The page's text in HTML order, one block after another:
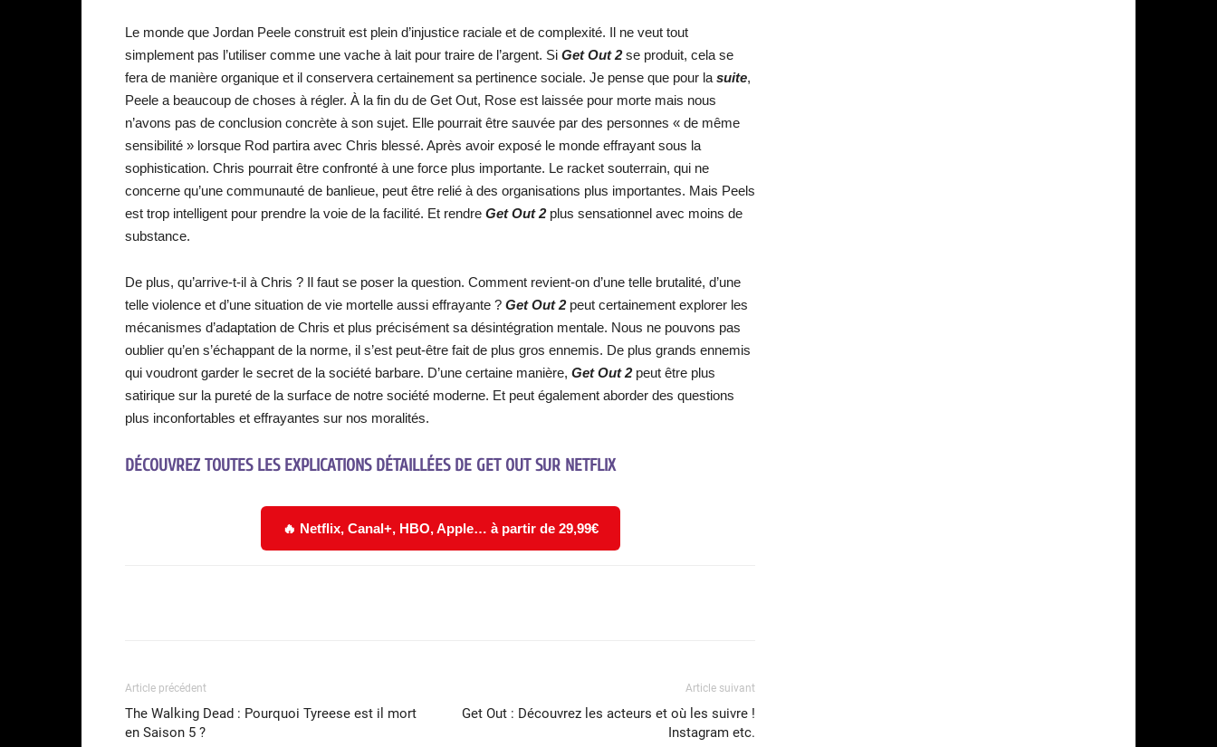
Le monde que Jordan Peele construit est plein d’injustice raciale et de complexité. Il ne veut tout
simplement pas l’utiliser comme une vache à lait pour traire de l’argent. Si Get Out 2se produit, cela se
fera de manière organique et il conservera certainement sa pertinence sociale. Je pense que pour la suite,
Peele a beaucoup de choses à régler. À la fin du de Get Out, Rose est laissée pour morte mais nous
n’avons pas de conclusion concrète à son sujet. Elle pourrait être sauvée par des personnes « de même
sensibilité » lorsque Rod partira avec Chris blessé. Après avoir exposé le monde effrayant sous la
sophistication. Chris pourrait être confronté à une force plus importante. Le racket souterrain, qui ne
concerne qu’une communauté de banlieue, peut être relié à des organisations plus importantes. Mais Peels
est trop intelligent pour prendre la voie de la facilité. Et rendre Get Out 2 plus sensationnel avec moins de
substance.
De plus, qu’arrive-t-il à Chris ? Il faut se poser la question. Comment revient-on d’une telle brutalité, d’une
telle violence et d’une situation de vie mortelle aussi effrayante ? Get Out 2 peut certainement explorer les
mécanismes d’adaptation de Chris et plus précisément sa désintégration mentale. Nous ne pouvons pas
oublier qu’en s’échappant de la norme, il s’est peut-être fait de plus gros ennemis. De plus grands ennemis
qui voudront garder le secret de la société barbare. D’une certaine manière, Get Out 2peut être plus
satirique sur la pureté de la surface de notre société moderne. Et peut également aborder des questions
plus inconfortables et effrayantes sur nos moralités.
DÉCOUVREZ TOUTES LES EXPLICATIONS DÉTAILLÉES DE GET OUT SUR NETFLIX
🔥 Netflix, Canal+, HBO, Apple… à partir de 29,99€
Article précédent
The Walking Dead : Pourquoi Tyreese est il mort
en Saison 5 ?
Article suivant
Get Out : Découvrez les acteurs et où les suivre !
Instagram etc.